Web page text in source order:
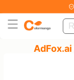
AdFox.ai